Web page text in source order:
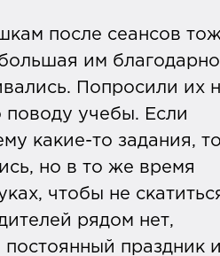
после сеансов
им
Попросили их
поводу учебы. Если
какие-то задания,
но в то же время
чтобы не
рядом нет,
постоянный праздник